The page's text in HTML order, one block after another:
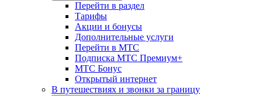
Перейти в раздел
Тарифы
Акции и бонусы
Дополнительные услуги
Перейти в МТС
Подписка МТС Премиум+
МТС Бонус
Открытый интернет
В путешествиях и звонки за границу